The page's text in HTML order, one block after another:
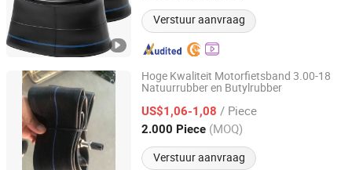
Verstuur aanvraag
Hoge Kwaliteit Motorfietsband 3.00-18
Natuurrubber en Butylrubber
US$1,06-1,08 / Piece
2.000 Piece (MOQ)
Verstuur aanvraag
Qingdao Zhengya Rubber Industrial Co., Ltd.
Shandong, China Sinds 2023